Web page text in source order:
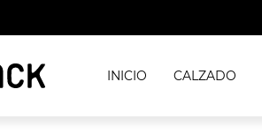
INICIO CALZADO